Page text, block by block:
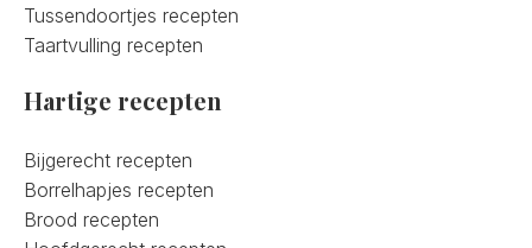
Tussendoortjes recepten
Taartvulling recepten
Hartige recepten
Bijgerecht recepten
Borrelhapjes recepten
Brood recepten